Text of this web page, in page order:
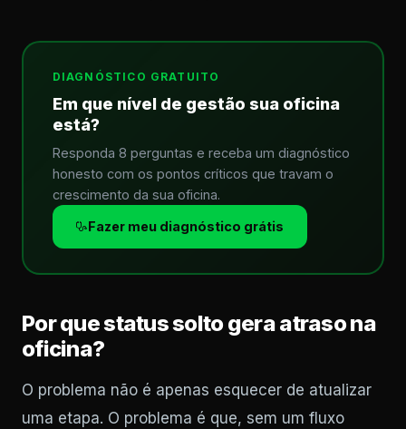
DIAGNÓSTICO GRATUITO
Em que nível de gestão sua oficina
está?
Responda 8 perguntas e receba um diagnóstico
honesto com os pontos críticos que travam o
crescimento da sua oficina.
Fazer meu diagnóstico grátis
Por que status solto gera atraso na
oficina?
O problema não é apenas esquecer de atualizar
uma etapa. O problema é que, sem um fluxo